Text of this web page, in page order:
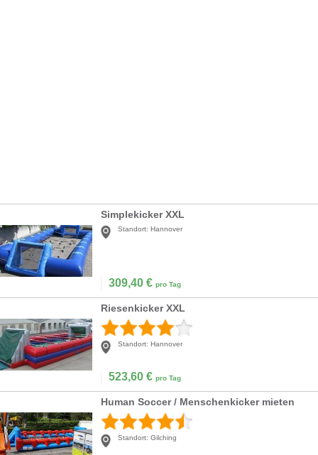
Simplekicker XXL
Standort: Hannover
309,40 € pro Tag
Riesenkicker XXL
Standort: Hannover
523,60 € pro Tag
Human Soccer / Menschenkicker mieten
Standort: Gilching